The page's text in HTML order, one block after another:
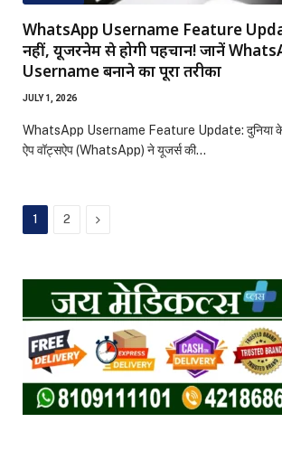
WhatsApp Username Feature
नहीं, यूजरनेम से होगी पहचान! जानें
Username बनाने का पूरा तरीका
JULY 1, 2026
WhatsApp Username Feature Update: दुनिया
ऐप वॉट्सऐप (WhatsApp) ने यूजर्स की…
1 2 Next